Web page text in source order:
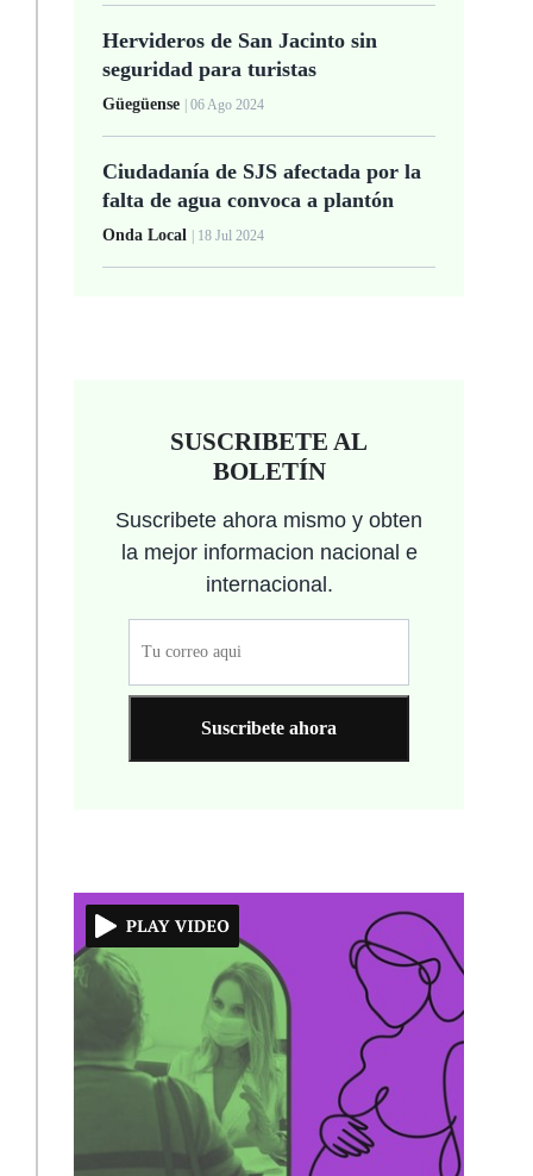
Hervideros de San Jacinto sin
seguridad para turistas
Güegüense | 06 Ago 2024
Ciudadanía de SJS afectada por la
falta de agua convoca a plantón
Onda Local | 18 Jul 2024
SUSCRIBETE AL
BOLETÍN
Suscribete ahora mismo y obten
la mejor informacion nacional e
internacional.
Suscribete ahora